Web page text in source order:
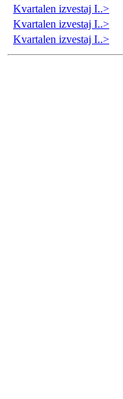
Kvartalen izvestaj I..>
Kvartalen izvestaj I..>
Kvartalen izvestaj I..>